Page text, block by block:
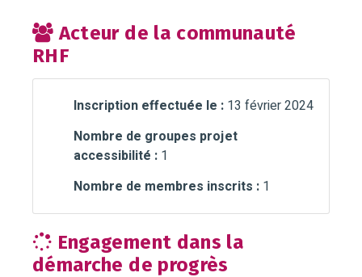
Acteur de la communauté
RHF
Inscription effectuée le : 13 février 2024
Nombre de groupes projet
accessibilité : 1
Nombre de membres inscrits : 1
Engagement dans la
démarche de progrès